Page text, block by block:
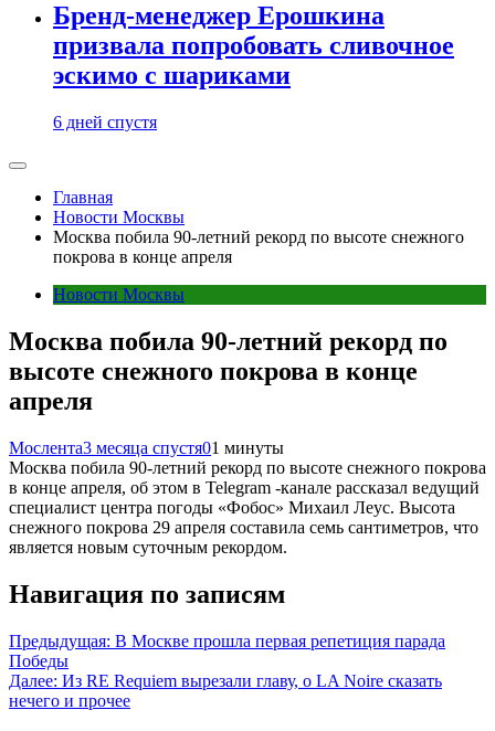
Бренд-менеджер Ерошкина
призвала попробовать сливочное
эскимо с шариками
6 дней спустя
Главная
Новости Москвы
Москва побила 90-летний рекорд по высоте снежного
покрова в конце апреля
Новости Москвы
Москва побила 90-летний рекорд по
высоте снежного покрова в конце
апреля
Мослента3 месяца спустя01 минуты
Москва побила 90-летний рекорд по высоте снежного покрова
в конце апреля, об этом в Telegram -канале рассказал ведущий
специалист центра погоды «Фобос» Михаил Леус. Высота
снежного покрова 29 апреля составила семь сантиметров, что
является новым суточным рекордом.
Навигация по записям
Предыдущая: В Москве прошла первая репетиция парада
Победы
Далее: Из RE Requiem вырезали главу, о LA Noire сказать
нечего и прочее